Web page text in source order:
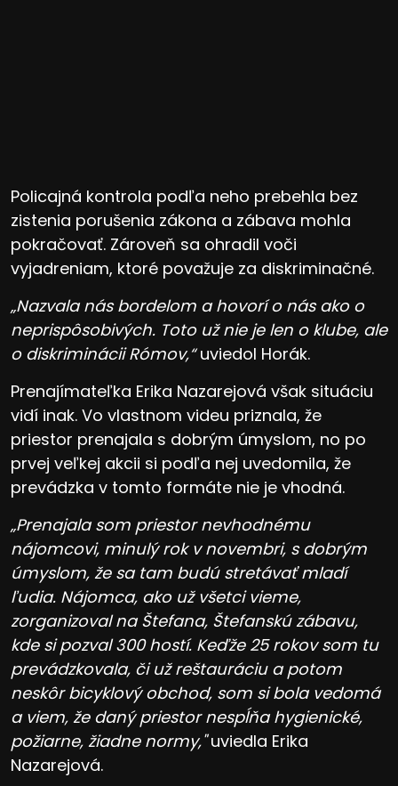
Policajná kontrola podľa neho prebehla bez
zistenia porušenia zákona a zábava mohla
pokračovať. Zároveň sa ohradil voči
vyjadreniam, ktoré považuje za diskriminačné.
„Nazvala nás bordelom a hovorí o nás ako o
neprispôsobivých. Toto už nie je len o klube, ale
o diskriminácii Rómov,“uviedol Horák.
Prenajímateľka Erika Nazarejová však situáciu
vidí inak. Vo vlastnom videu priznala, že
priestor prenajala s dobrým úmyslom, no po
prvej veľkej akcii si podľa nej uvedomila, že
prevádzka v tomto formáte nie je vhodná.
„Prenajala som priestor nevhodnému
nájomcovi, minulý rok v novembri, s dobrým
úmyslom, že sa tam budú stretávať mladí
ľudia. Nájomca, ako už všetci vieme,
zorganizoval na Štefana, Štefanskú zábavu,
kde si pozval 300 hostí. Keďže 25 rokov som tu
prevádzkovala, či už reštauráciu a potom
neskôr bicyklový obchod, som si bola vedomá
a viem, že daný priestor nespĺňa hygienické,
požiarne, žiadne normy,"uviedla Erika
Nazarejová.